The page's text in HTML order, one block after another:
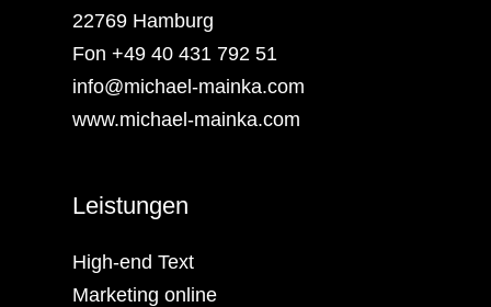
22769 Hamburg
Fon +49 40 431 792 51
info@michael-mainka.com
www.michael-mainka.com
Leistungen
High-end Text
Marketing online